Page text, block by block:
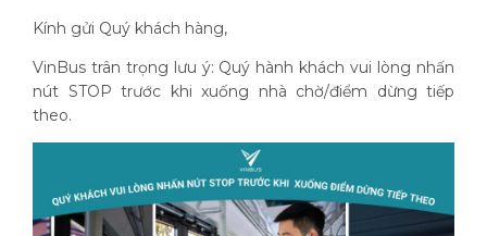
Kính gửi Quý khách hàng,
VinBus trân trọng lưu ý: Quý hành khách vui lòng nhấn
nút STOP trước khi xuống nhà chờ/điểm dừng tiếp
theo.